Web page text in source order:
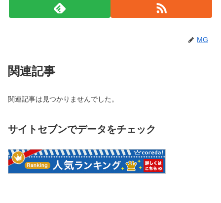
MG
関連記事
関連記事は見つかりませんでした。
サイトセブンでデータをチェック